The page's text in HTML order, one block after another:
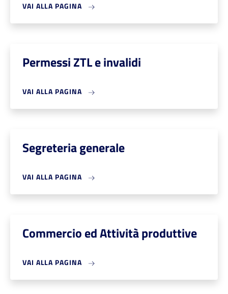
VAI ALLA PAGINA
Permessi ZTL e invalidi
VAI ALLA PAGINA
Segreteria generale
VAI ALLA PAGINA
Commercio ed Attività produttive
VAI ALLA PAGINA